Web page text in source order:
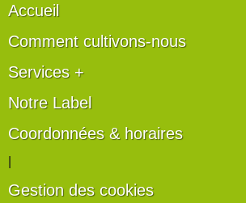
Accueil
Comment cultivons-nous
Services +
Notre Label
Coordonnées & horaires
Gestion des cookies